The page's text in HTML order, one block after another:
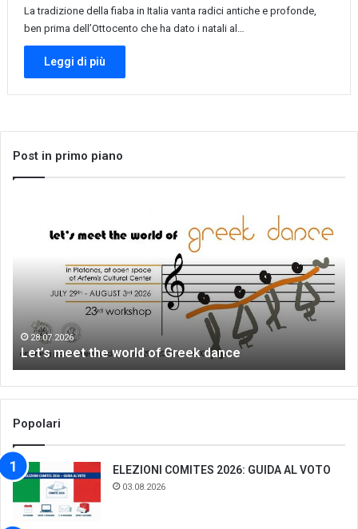
La tradizione della fiaba in Italia vanta radici antiche e profonde,
ben prima dell’Ottocento che ha dato i natali al…
Leggi di più
Post in primo piano
28.07.2026
Let’s meet the world of Greek dance
Popolari
ELEZIONI COMITES 2026: GUIDA AL VOTO
03.08.2026